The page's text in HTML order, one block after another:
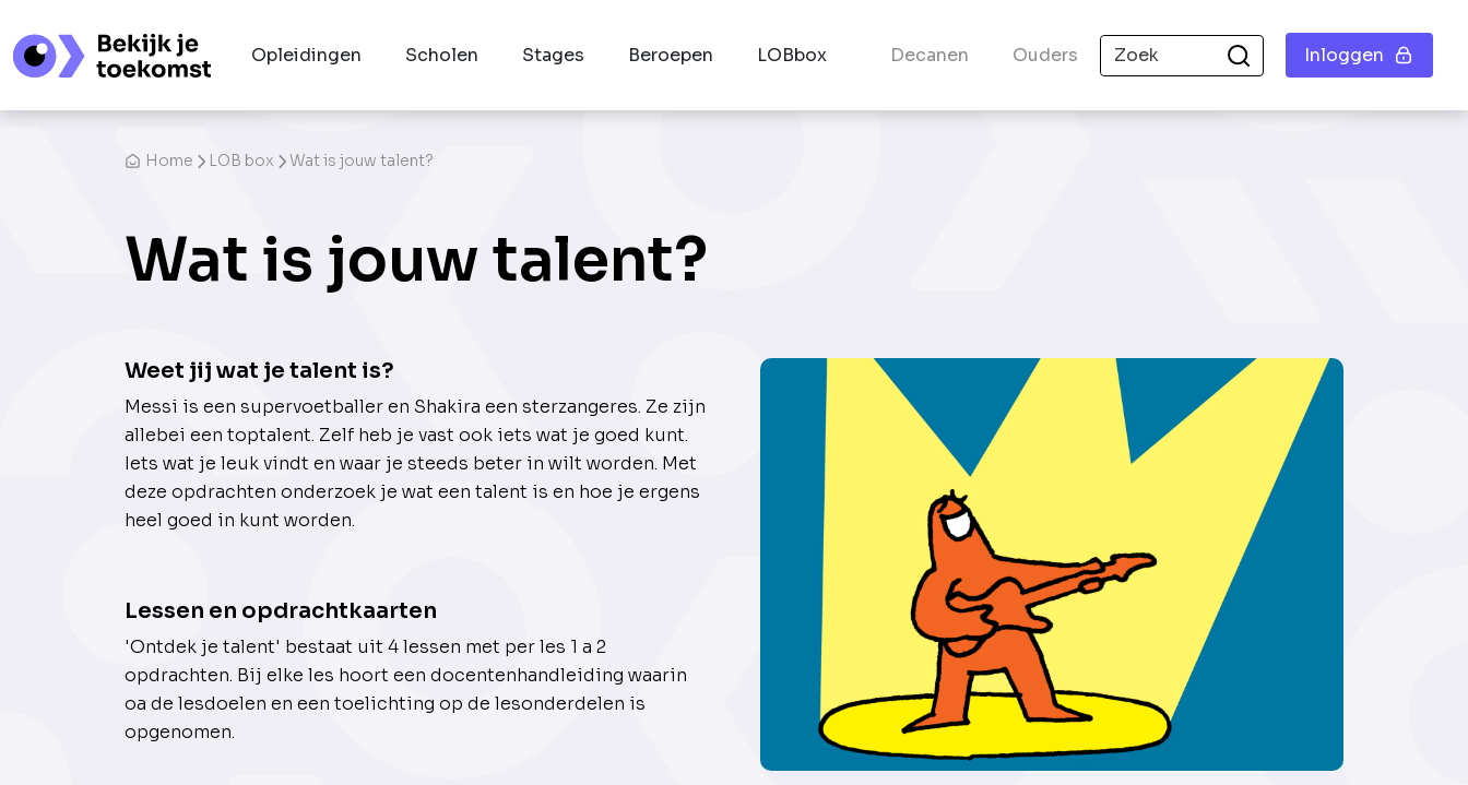
Opleidingen Scholen Stages Beroepen LOBbox Decanen Ouders Inloggen
Home LOB box Wat is jouw talent?
Wat is jouw talent?
Weet jij wat je talent is?
Messi is een supervoetballer en Shakira een sterzangeres. Ze zijn
allebei een toptalent. Zelf heb je vast ook iets wat je goed kunt.
Iets wat je leuk vindt en waar je steeds beter in wilt worden. Met
deze opdrachten onderzoek je wat een talent is en hoe je ergens
heel goed in kunt worden.
Lessen en opdrachtkaarten
'Ontdek je talent' bestaat uit 4 lessen met per les 1 a 2
opdrachten. Bij elke les hoort een docentenhandleiding waarin
oa de lesdoelen en een toelichting op de lesonderdelen is
opgenomen.